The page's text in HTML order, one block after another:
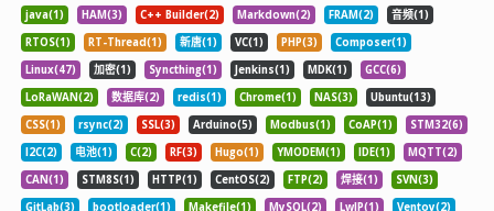
java(1) HAM(3) C++ Builder(2) Markdown(2) FRAM(2)
音频(1)
RTOS(1)
RT-Thread(1) 新唐(1) VC(1) PHP(3)
Composer(1)
Linux(47)
加密(1) Syncthing(1) Jenkins(1) MDK(1)
GCC(6)
LoRaWAN(2)
数据库(2) redis(1) Chrome(1) NAS(3)
Ubuntu(13)
CSS(1)
rsync(2) SSL(3) Arduino(5) Modbus(1) CoAP(1)
STM32(6)
I2C(2)
电池(1) C(2) RF(3) Hugo(1) YMODEM(1) IDE(1)
MQTT(2)
CAN(1)
STM8S(1) HTTP(1) CentOS(2) FTP(2) 焊接(1)
SVN(3)
GitLab(3)
bootloader(1) Makefile(1) MySQL(2) LwIP(1)
Ventoy(2)